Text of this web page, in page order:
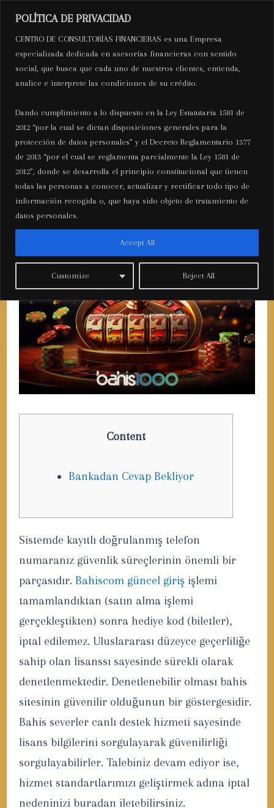
POLÍTICA DE PRIVACIDAD
CENTRO DE CONSULTORÍAS FINANCIERAS es una Empresa
especializada dedicada en asesorías financieras con sentido
social, que busca que cada uno de nuestros clientes, entienda,
analice e interprete las condiciones de su crédito.
Dando cumplimiento a lo dispuesto en la Ley Estatutaria 1581 de
2012 “por la cual se dictan disposiciones generales para la
protección de datos personales” y el Decreto Reglamentario 1377
de 2013 “por el cual se reglamenta parcialmente la Ley 1581 de
2012”, donde se desarrolla el principio constitucional que tienen
todas las personas a conocer, actualizar y rectificar todo tipo de
información recogida o, que haya sido objeto de tratamiento de
datos personales.
Customize Reject All
Accept All
contenido
C.C.F
Centro de Consultorías
Financieras
Bahis severlerin ilk
tercihlerinden biri haline gelen
Bahiscom giriş adresi
septiembre 7, 2025
Content
Bankadan Cevap Bekliyor
Sistemde kayıtlı doğrulanmış telefon
numaranız güvenlik süreçlerinin önemli bir
parçasıdır. Bahiscom güncel giriş işlemi
tamamlandıktan (satın alma işlemi
gerçekleştikten) sonra hediye kod (biletler),
iptal edilemez. Uluslararası düzeyce geçerliliğe
sahip olan lisanssı sayesinde sürekli olarak
denetlenmektedir. Denetlenebilir olması bahis
sitesinin güvenilir olduğunun bir göstergesidir.
Bahis severler canlı destek hizmeti sayesinde
lisans bilgilerini sorgulayarak güvenilirliği
sorgulayabilirler. Talebiniz devam ediyor ise,
hizmet standartlarımızı geliştirmek adına iptal
nedeninizi buradan iletebilirsiniz.
entradas